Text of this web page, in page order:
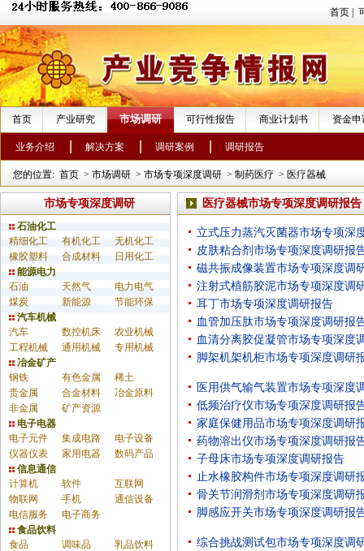
首页
首页 产业研究 市场调研 可行性报告 商业计划书 资金
业务介绍 解决方案 调研案例 调研报告
您的位置: 首页 > 市场调研 > 市场专项深度调研 > 制药医疗 > 医疗器械
市场专项深度调研
石油化工
精细化工
有机化工
无机化工
橡胶塑料
合成材料
日用化工
能源电力
石油
天然气
电力电气
煤炭
新能源
节能环保
汽车机械
汽车
数控机床
农业机械
工程机械
通用机械
专用机械
冶金矿产
钢铁
有色金属
稀土
贵金属
合金材料
冶金原料
非金属
矿产资源
电子电器
电子元件
集成电路
电子设备
仪器仪表
家用电器
数码产品
信息通信
计算机
软件
互联网
物联网
手机
通信设备
电信服务
电子商务
食品饮料
食品
调味品
乳品饮料
医疗器械市场专项深度调研报告
立式压力蒸汽灭菌器市场专项深
皮肤粘合剂市场专项深度调研报
磁共振成像装置市场专项深度调
注射式植筋胶泥市场专项深度调
耳丁市场专项深度调研报告
血管加压肽市场专项深度调研报
血清分离胶促凝管市场专项深度
脚架机架机柜市场专项深度调研
医用供气输气装置市场专项深度
低频治疗仪市场专项深度调研报
家庭保健用品市场专项深度调研
药物溶出仪市场专项深度调研报
子母床市场专项深度调研报告
止水橡胶构件市场专项深度调研
骨关节润滑剂市场专项深度调研
脚感应开关市场专项深度调研报
综合挑战测试包市场专项深度调